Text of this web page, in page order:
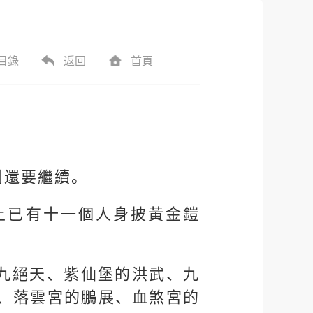
錄 返回 首頁
要繼續。
有十一個人身披黃金鎧
絕天、紫仙堡的洪武、九
落雲宮的鵬展、血煞宮的